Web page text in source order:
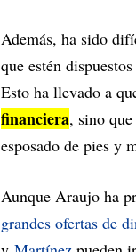
Además, ha sido
que estén
Esto ha llevado a
financiera, sino
esposado de pies y
Aunque Araujo ha
grandes ofertas de